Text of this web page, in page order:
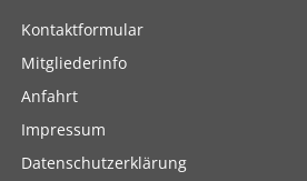
Navigation
Kontaktformular
Mitgliederinfo
Anfahrt
Impressum
Datenschutzerklärung